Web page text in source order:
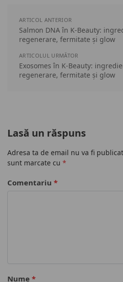
ARTICOL ANTERIOR
Salmon DNA în K-Beauty:
regenerare, fermitate și glow
ARTICOLUL URMĂTOR
Exosomes în K-Beauty:
regenerare, fermitate și glow
Lasă un răspuns
Adresa ta de email nu va fi
sunt marcate cu *
Comentariu *
Nume *